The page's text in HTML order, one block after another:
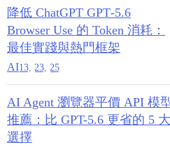
降低 ChatGPT GPT‑5.6
Browser Use 的 Token 消耗：
最佳實踐與熱門框架
AI13 23 25
AI Agent 瀏覽器平價 API 模
推薦：比 GPT-5.6 更省的 5 大
選擇